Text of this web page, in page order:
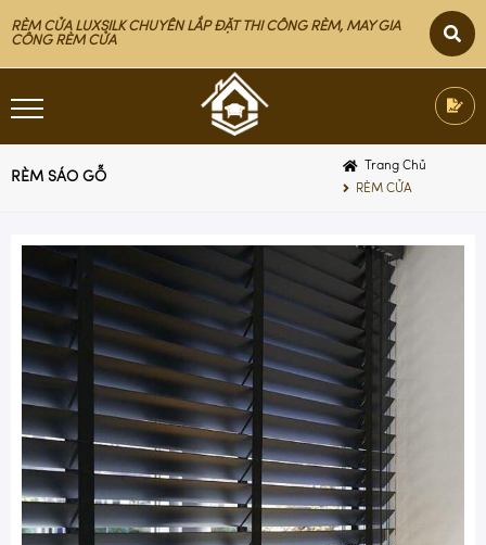
RÈM CỬA LUXSILK CHUYÊN LẮP ĐẶT THI CÔNG RÈM, MAY GIA
CÔNG RÈM CỬA
RÈM SÁO GỖ
Trang Chủ
RÈM CỬA